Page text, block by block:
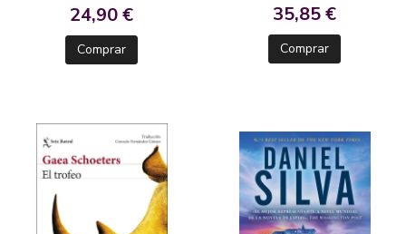
24,90 €
Comprar
35,85 €
Comprar